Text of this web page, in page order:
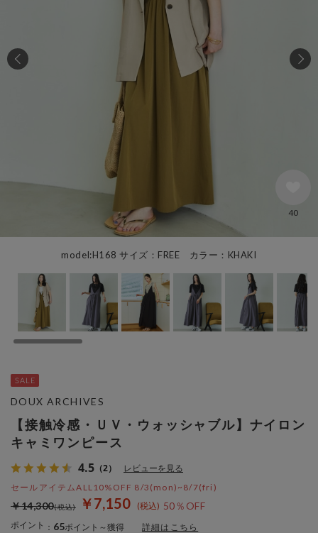
model:H168 サイズ：FREE カラー：KHAKI
40
【接触冷感・ＵＶ・ウォッシャブル】ナイロン
キャミワンピース
4.5 （2） レビューを見る
セールアイテムALL10%OFF 8/3(mon)~8/7(fri)
￥7,150 50％OFF
￥14,300
ポイント ： 65ポイント～獲得 詳細はこちら
DOUX ARCHIVES